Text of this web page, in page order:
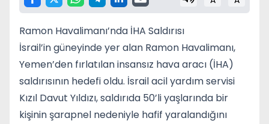
Ramon Havalimanı’nda İHA Saldırısı
İsrail’in güneyinde yer alan Ramon Havalimanı,
Yemen’den fırlatılan insansız hava aracı (İHA)
saldırısının hedefi oldu. İsrail acil yardım servisi
Kızıl Davut Yıldızı, saldırıda 50’li yaşlarında bir
kişinin şarapnel nedeniyle hafif yaralandığını